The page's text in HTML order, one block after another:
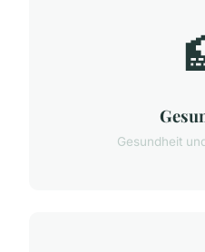
Gesundheit